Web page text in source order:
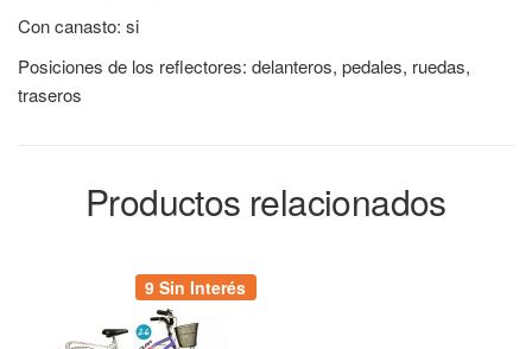
Con canasto: si
Posiciones de los reflectores: delanteros, pedales, ruedas,
traseros
Productos relacionados
9 Sin Interés